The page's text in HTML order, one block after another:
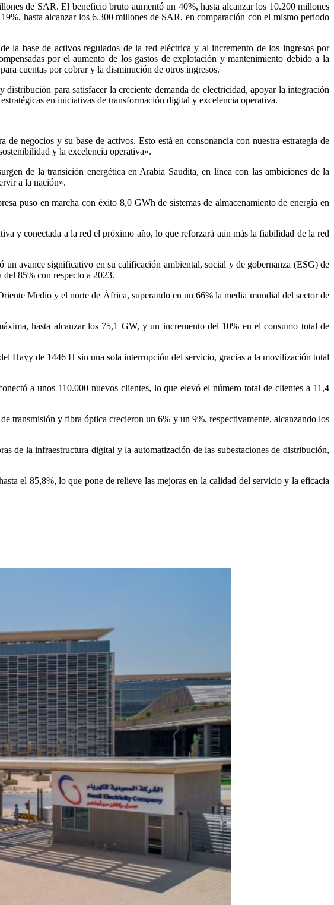
de SAR. El beneficio bruto aumentó un 40%, hasta alcanzar los 10.200 millones
hasta alcanzar los 6.300 millones de SAR, en comparación con el mismo periodo
la base de activos regulados de la red eléctrica y al incremento de los ingresos por
por el aumento de los gastos de explotación y mantenimiento debido a la
cuentas por cobrar y la disminución de otros ingresos.
para satisfacer la creciente demanda de electricidad, apoyar la integración
en iniciativas de transformación digital y excelencia operativa.
negocios y su base de activos. Esto está en consonancia con nuestra estrategia de
y la excelencia operativa».
de la transición energética en Arabia Saudita, en línea con las ambiciones de la
a la nación».
puso en marcha con éxito 8,0 GWh de sistemas de almacenamiento de energía en
y conectada a la red el próximo año, lo que reforzará aún más la fiabilidad de la red
avance significativo en su calificación ambiental, social y de gobernanza (ESG) de
85% con respecto a 2023.
Medio y el norte de África, superando en un 66% la media mundial del sector de
hasta alcanzar los 75,1 GW, y un incremento del 10% en el consumo total de
Hayy de 1446 H sin una sola interrupción del servicio, gracias a la movilización total
a unos 110.000 nuevos clientes, lo que elevó el número total de clientes a 11,4
transmisión y fibra óptica crecieron un 6% y un 9%, respectivamente, alcanzando los
de la infraestructura digital y la automatización de las subestaciones de distribución,
el 85,8%, lo que pone de relieve las mejoras en la calidad del servicio y la eficacia